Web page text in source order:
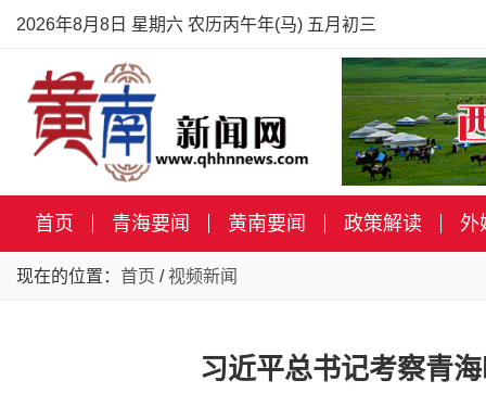
2026年8月8日 星期六 农历丙午年(马) 五月初三
首页 青海要闻 黄南要闻 政策解读 外
现在的位置： 首页 / 视频新闻
习近平总书记考察青